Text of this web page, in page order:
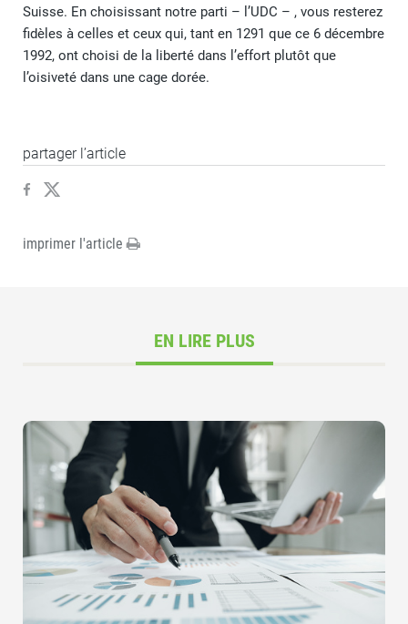
Suisse. En choisissant notre parti – l’UDC – , vous resterez
fidèles à celles et ceux qui, tant en 1291 que ce 6 décembre
1992, ont choisi de la liberté dans l’effort plutôt que
l’oisiveté dans une cage dorée.
partager l’article
imprimer l'article
EN LIRE PLUS